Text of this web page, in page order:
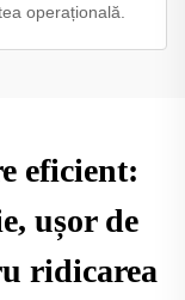
operațională.
eficient:
ușor de
ridicarea